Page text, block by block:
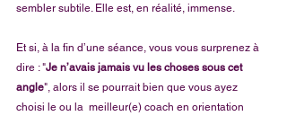
sembler subtile. Elle est, en réalité, immense.
Et si, à la fin d’une séance, vous vous surprenez à
dire : "Je n’avais jamais vu les choses sous cet
angle", alors il se pourrait bien que vous ayez
choisi le ou la  meilleur(e) coach en orientation